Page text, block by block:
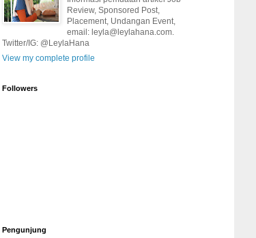
Review, Sponsored Post,
Placement, Undangan Event,
email: leyla@leylahana.com.
Twitter/IG: @LeylaHana
View my complete profile
Followers
Pengunjung